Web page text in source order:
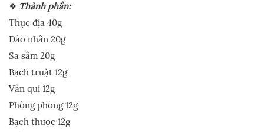
❖ Thành phần:
Thục địa 40g
Đào nhân 20g
Sa sâm 20g
Bạch truật 12g
Vân qui 12g
Phòng phong 12g
Bạch thược 12g